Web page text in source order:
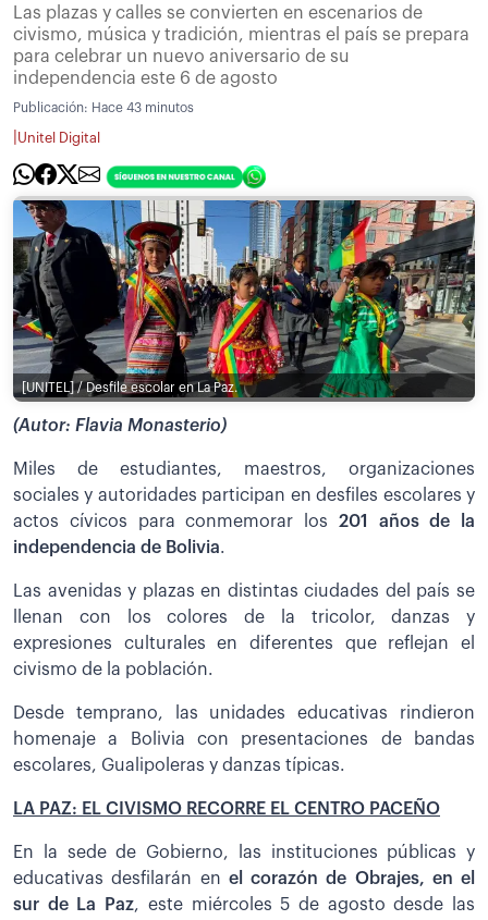
Las plazas y calles se convierten en escenarios de
civismo, música y tradición, mientras el país se prepara
para celebrar un nuevo aniversario de su
independencia este 6 de agosto
Publicación: Hace 43 minutos
Unitel Digital
[UNITEL] / Desfile escolar en La Paz.
(Autor: Flavia Monasterio)
Miles de estudiantes, maestros, organizaciones
sociales y autoridades participan en desfiles escolares y
actos cívicos para conmemorar los 201 años de la
independencia de Bolivia.
Las avenidas y plazas en distintas ciudades del país se
llenan con los colores de la tricolor, danzas y
expresiones culturales en diferentes que reflejan el
civismo de la población.
Desde temprano, las unidades educativas rindieron
homenaje a Bolivia con presentaciones de bandas
escolares, Gualipoleras y danzas típicas.
LA PAZ: EL CIVISMO RECORRE EL CENTRO PACEÑO
En la sede de Gobierno, las instituciones públicas y
educativas desfilarán en el corazón de Obrajes, en el
sur de La Paz, este miércoles 5 de agosto desde las